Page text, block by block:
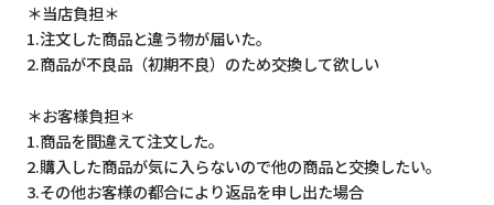
＊当店負担＊
1.注文した商品と違う物が届いた。
2.商品が不良品（初期不良）のため交換して欲しい
＊お客様負担＊
1.商品を間違えて注文した。
2.購入した商品が気に入らないので他の商品と交換したい。
3.その他お客様の都合により返品を申し出た場合